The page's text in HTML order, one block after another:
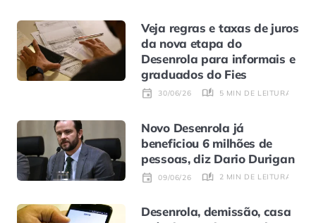
Veja regras e taxas de juros
da nova etapa do
Desenrola para informais e
graduados do Fies
30/06/26 5 MIN DE LEITURA
Novo Desenrola já
beneficiou 6 milhões de
pessoas, diz Dario Durigan
09/06/26 2 MIN DE LEITURA
Desenrola, demissão, casa